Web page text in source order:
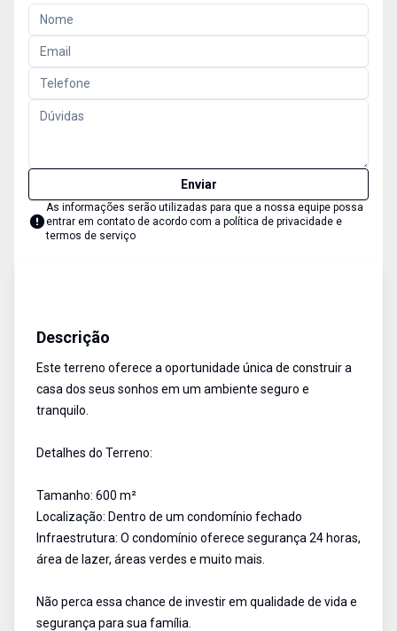
Enviar
As informações serão utilizadas para que a nossa equipe possa
entrar em contato de acordo com a política de privacidade e
termos de serviço
Descrição
Este terreno oferece a oportunidade única de construir a
casa dos seus sonhos em um ambiente seguro e
tranquilo.
Detalhes do Terreno:
Tamanho: 600 m²
Localização: Dentro de um condomínio fechado
Infraestrutura: O condomínio oferece segurança 24 horas,
área de lazer, áreas verdes e muito mais.
Não perca essa chance de investir em qualidade de vida e
segurança para sua família.